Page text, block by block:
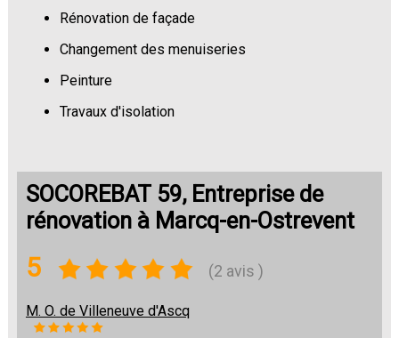
Rénovation de façade
Changement des menuiseries
Peinture
Travaux d'isolation
SOCOREBAT 59, Entreprise de
rénovation à Marcq-en-Ostrevent
5 (2 avis )
M. O. de Villeneuve d'Ascq